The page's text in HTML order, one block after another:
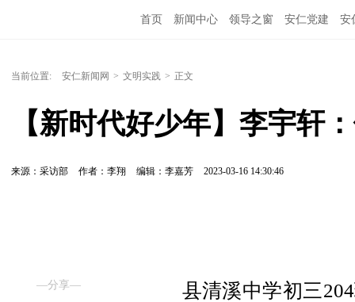
首页 新闻中心 领导之窗 安仁党建 安
当前位置: 安仁新闻网 > 文明实践 > 正文
【新时代好少年】李宇轩
来源：采访部 作者：李翔 编辑：李嘉芳 2023-03-16 14:30:46
—分享—
县清溪中学初三